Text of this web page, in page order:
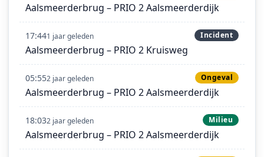
Aalsmeerderbrug – PRIO 2 Aalsmeerderdijk
17:441 jaar geleden Incident
Aalsmeerderbrug – PRIO 2 Kruisweg
05:552 jaar geleden Ongeval
Aalsmeerderbrug – PRIO 2 Aalsmeerderdijk
18:032 jaar geleden Milieu
Aalsmeerderbrug – PRIO 2 Aalsmeerderdijk